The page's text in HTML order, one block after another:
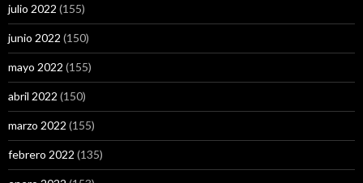
julio 2022 (155)
junio 2022 (150)
mayo 2022 (155)
abril 2022 (150)
marzo 2022 (155)
febrero 2022 (135)